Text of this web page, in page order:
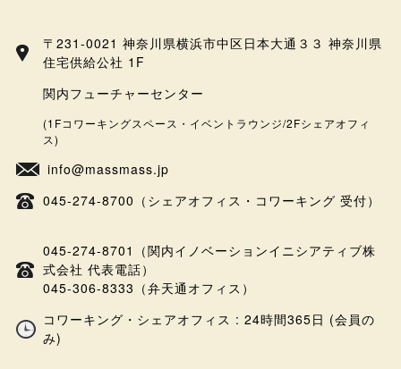
〒231-0021 神奈川県横浜市中区日本大通３３ 神奈川県
住宅供給公社 1F
関内フューチャーセンター
(1Fコワーキングスペース・イベントラウンジ/2Fシェアオフィ
ス)
info@massmass.jp
045-274-8700（シェアオフィス・コワーキング 受付）
045-274-8701（関内イノベーションイニシアティブ株
式会社 代表電話）
045-306-8333（弁天通オフィス）
コワーキング・シェアオフィス : 24時間365日 (会員の
み)